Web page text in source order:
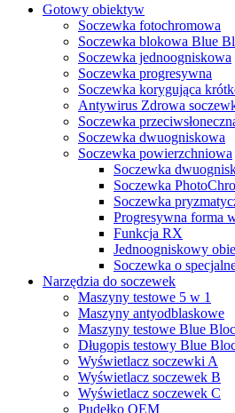
Gotowy obiektyw
Soczewka fotochromowa
Soczewka blokowa Blue
Soczewka jednoogniskowa
Soczewka progresywna
Soczewka korygująca
Antywirus Zdrowa
Soczewka
Soczewka dwuogniskowa
Soczewka powierzchniowa
Soczewka
Soczewka
Soczewka
Progresywna forma
Funkcja RX
Jednoogniskowy
Soczewka o
Narzędzia do soczewek
Maszyny testowe 5 w 1
Maszyny antyodblaskowe
Maszyny testowe Blue
Długopis testowy Blue
Wyświetlacz soczewki A
Wyświetlacz soczewek B
Wyświetlacz soczewek C
Pudełko OEM